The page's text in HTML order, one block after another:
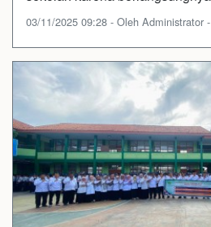
03/11/2025 09:28 - Oleh Administrator